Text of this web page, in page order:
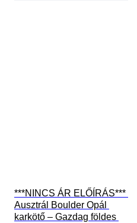
***NINCS ÁR ELŐÍRÁS***
Ausztrál Boulder Opál
karkötő – Gazdag földes